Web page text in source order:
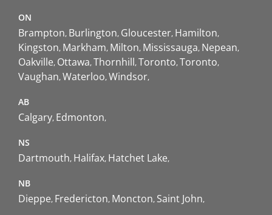
ON
Brampton Burlington Gloucester Hamilton
Kingston Markham Milton Mississauga Nepean
Oakville Ottawa Thornhill Toronto Toronto
Vaughan Waterloo Windsor
AB
Calgary Edmonton
NS
Dartmouth Halifax Hatchet Lake
NB
Dieppe Fredericton Moncton Saint John